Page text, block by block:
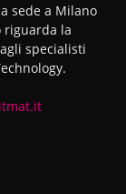
sede a Milano
riguarda la
specialisti